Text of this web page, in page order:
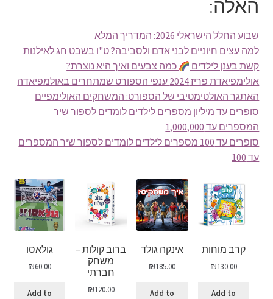
האלה:
שבוע החלל הישראלי 2026: המדריך המלא
למה עצים חיוניים לבני אדם ולסביבה? ט"ו בשבט חג לאילנות
קשת בענן לילדים
כמה צבעים ואיך היא נוצרת?
אולימפיאדת פריז 2024 ענפי הספורט שמתחרים באולמפיאדה
האתגר האולטימטיבי של הספורט: המשחקים האולימפיים
סופרים עד מיליון מספרים לילדים לומדים לספור שיר
המספרים עד 1,000,000
סופרים עד 100 מספרים לילדים לומדים לספור שיר המספרים
עד 100
קרב מוחות
₪130.00
Add to
אינקה גולד
₪185.00
Add to
ברוב קולות –
משחק
חברתי
₪120.00
גולאסו
₪60.00
Add to